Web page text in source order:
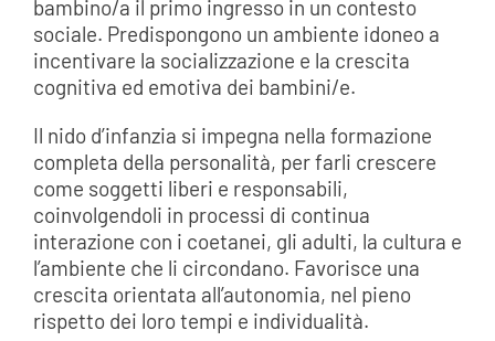
bambino/a il primo ingresso in un contesto
sociale. Predispongono un ambiente idoneo a
incentivare la socializzazione e la crescita
cognitiva ed emotiva dei bambini/e.
Il nido d’infanzia si impegna nella formazione
completa della personalità, per farli crescere
come soggetti liberi e responsabili,
coinvolgendoli in processi di continua
interazione con i coetanei, gli adulti, la cultura e
l’ambiente che li circondano. Favorisce una
crescita orientata all’autonomia, nel pieno
rispetto dei loro tempi e individualità.